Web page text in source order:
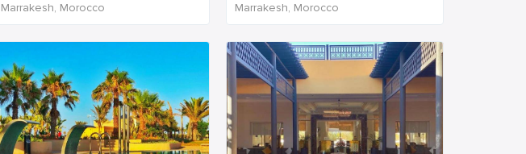
Marrakesh, Morocco
Marrakesh, Morocco